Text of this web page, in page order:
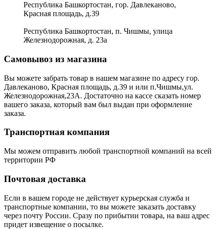
Республика Башкортостан, гор. Давлеканово,
Красная площадь, д.39
Республика Башкортостан, п. Чишмы, улица
Железнодорожная, д. 23а
Самовывоз из магазина
Вы можете забрать товар в нашем магазине по адресу гор.
Давлеканово, Красная площадь, д.39 и или п.Чишмы,ул.
Железнодорожная,23А. Достаточно на кассе сказать номер
вашего заказа, который вам был выдан при оформление
заказа.
Транспортная компания
Мы можем отправить любой транспортной компаний на всей
территории РФ
Почтовая доставка
Если в вашем городе не действует курьерская служба и
транспортные компании, то вы можете заказать доставку
через почту России. Сразу по прибытии товара, на ваш адрес
придет извещение о посылке.